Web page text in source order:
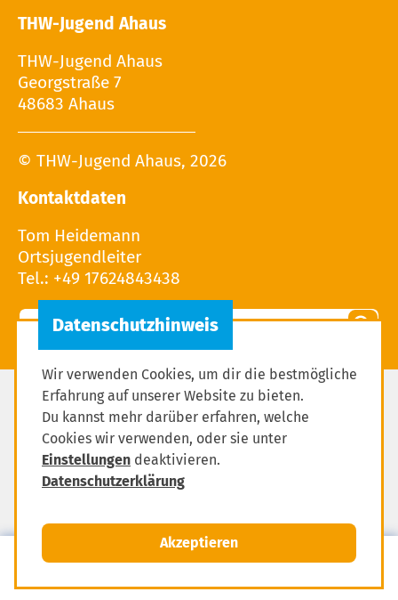
Mitglied werden
MENÜ
THW-Jugend Ahaus
THW-Jugend Ahaus
Georgstraße 7
48683 Ahaus
© THW-Jugend Ahaus, 2026
Kontaktdaten
Tom Heidemann
Ortsjugendleiter
Tel.: +49 17624843438
Impressum
Datenschutzerklärung
Downloads
Wir verwenden Cookies, um dir die bestmögliche
Erfahrung auf unserer Website zu bieten.
Du kannst mehr darüber erfahren, welche
Cookies wir verwenden, oder sie unter
Einstellungen deaktivieren.
Datenschutzerklärung
Akzeptieren